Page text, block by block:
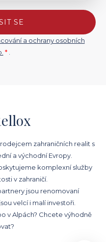
SE
a ochrany osobních
*
zahraničních realit s
a východní Evropy.
komplexní služby
v zahraničí.
jsou renomovaní
velcí i malí investoři.
v Alpách? Chcete výhodně